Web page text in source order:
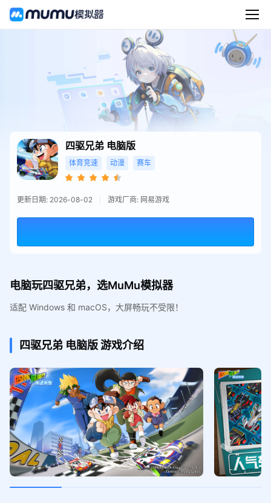
四驱兄弟 电脑版
体育竞速 动漫 赛车
更新日期: 2026-08-02 游戏厂商: 网易游戏
电脑玩四驱兄弟，选MuMu模拟器
适配 Windows 和 macOS，大屏畅玩不受限！
四驱兄弟 电脑版游戏介绍